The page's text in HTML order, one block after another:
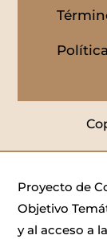
Proyecto de
Objetivo
y al acceso a